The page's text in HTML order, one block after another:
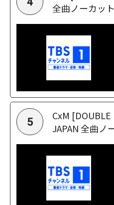
全曲ノーカッ
5
CxM [DOUBLE
JAPAN 全曲ノ